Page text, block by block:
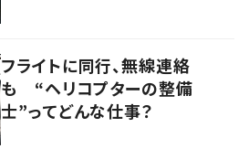
フライトに同行、無線連絡
も “ヘリコプターの整備
士”ってどんな仕事？